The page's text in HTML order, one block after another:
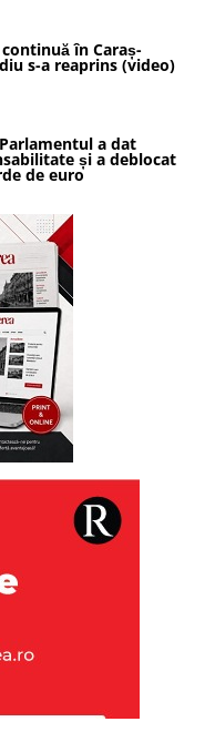
în Caraș-
s-a reaprins (video)
a dat
și a deblocat
de euro